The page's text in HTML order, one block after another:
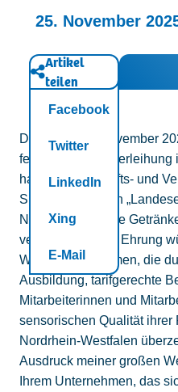
25. November
Artikel
teilen
Facebook
Twitter
LinkedIn
Xing
E-Mail
Duisburg, 25. November
feierlichen Preisverleihung
hat Landwirtschafts- und
Silke Gorißen den
NRW 2025“ an die
verliehen. Mit der Ehrung
Weise Unternehmen, die
Ausbildung, tarifgerechte
Mitarbeiterinnen und
sensorischen Qualität ihrer
Nordrhein-Westfalen
Ausdruck meiner großen
Ihrem Unternehmen, das